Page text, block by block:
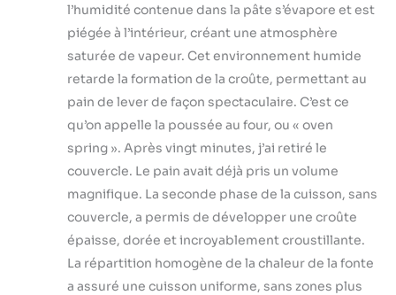
l’humidité contenue dans la pâte s’évapore et est
piégée à l’intérieur, créant une atmosphère
saturée de vapeur. Cet environnement humide
retarde la formation de la croûte, permettant au
pain de lever de façon spectaculaire. C’est ce
qu’on appelle la poussée au four, ou « oven
spring ». Après vingt minutes, j’ai retiré le
couvercle. Le pain avait déjà pris un volume
magnifique. La seconde phase de la cuisson, sans
couvercle, a permis de développer une croûte
épaisse, dorée et incroyablement croustillante.
La répartition homogène de la chaleur de la fonte
a assuré une cuisson uniforme, sans zones plus